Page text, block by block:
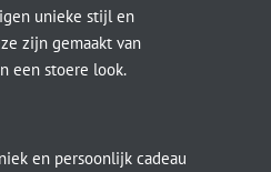
unieke stijl en
zijn gemaakt van
een stoere look.
en persoonlijk cadeau